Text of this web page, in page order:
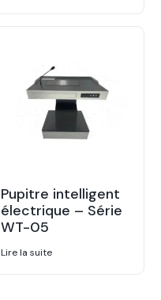
Pupitre intelligent
électrique – Série
WT-05
Lire la suite